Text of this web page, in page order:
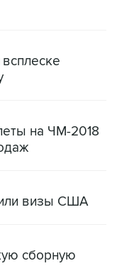
на ЧМ-2018
визы США
сборную